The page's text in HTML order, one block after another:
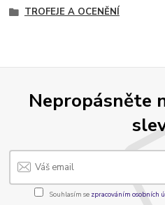
TROFEJE A OCENĚNÍ
Nepropásněte
Souhlasím se zpracováním osobních